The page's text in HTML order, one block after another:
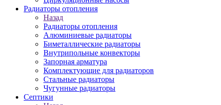
Радиаторы отопления
Назад
Радиаторы отопления
Алюминиевые радиаторы
Биметаллические радиаторы
Внутрипольные конвекторы
Запорная арматура
Комплектующие для радиаторов
Стальные радиаторы
Чугунные радиаторы
Септики